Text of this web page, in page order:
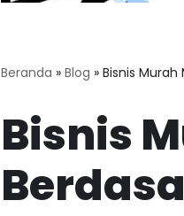
Beranda » Blog » Bisnis Murah
Bisnis